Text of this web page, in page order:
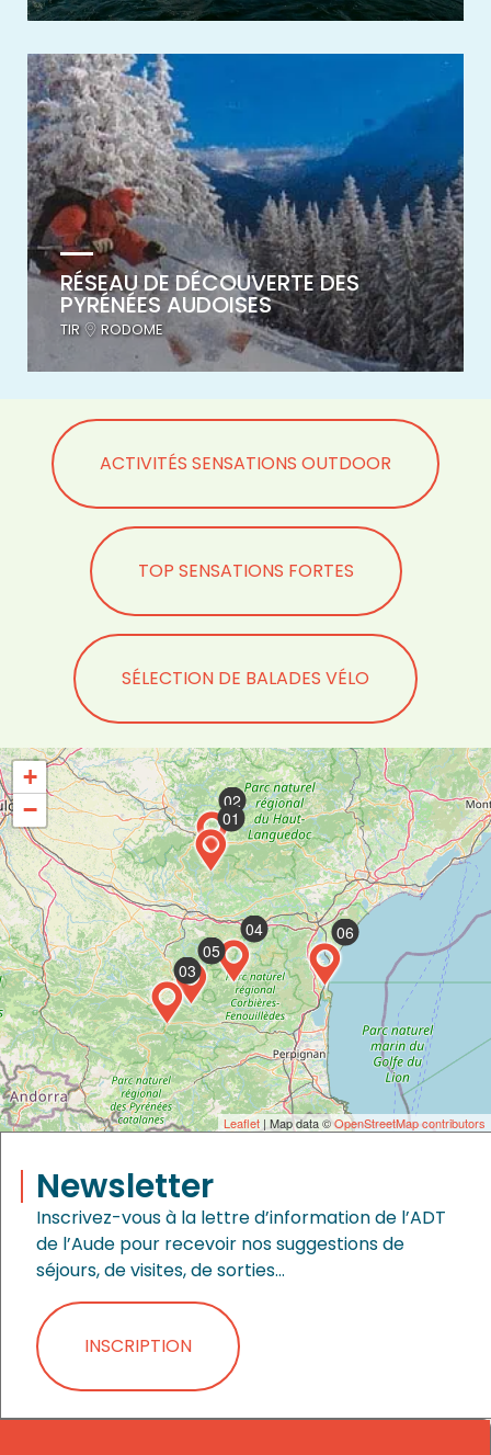
RÉSEAU DE DÉCOUVERTE DES
PYRÉNÉES AUDOISES
TIR RODOME
ACTIVITÉS SENSATIONS OUTDOOR
TOP SENSATIONS FORTES
SÉLECTION DE BALADES VÉLO
01
02
03
04
05
06
+
−
Leaflet | Map data ©OpenStreetMap contributors
Newsletter
Inscrivez-vous à la lettre d’information de l’ADT
de l’Aude pour recevoir nos suggestions de
séjours, de visites, de sorties…
INSCRIPTION